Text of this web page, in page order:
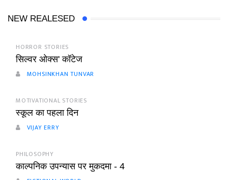
NEW REALESED
HORROR STORIES
सिल्वर ओक्स' कॉटेज
MOHSINKHAN TUNVAR
MOTIVATIONAL STORIES
स्कूल का पहला दिन
VIJAY ERRY
PHILOSOPHY
काल्पनिक उपन्यास पर मुकदमा - 4